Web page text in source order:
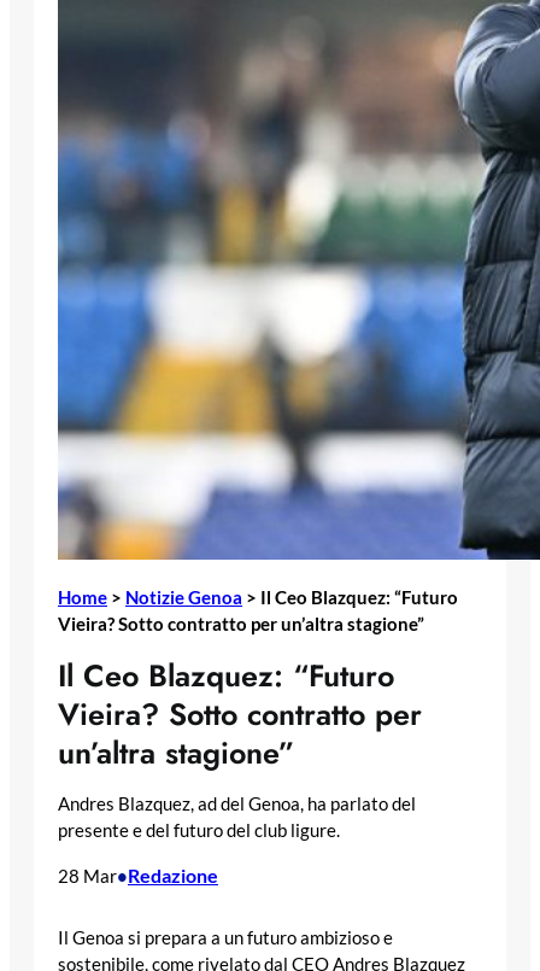
Home > Notizie Genoa > Il Ceo Blazquez: “Futuro
Vieira? Sotto contratto per un’altra stagione”
Il Ceo Blazquez: “Futuro
Vieira? Sotto contratto per
un’altra stagione”
Andres Blazquez, ad del Genoa, ha parlato del
presente e del futuro del club ligure.
28 Mar•Redazione
Il Genoa si prepara a un futuro ambizioso e
sostenibile, come rivelato dal CEO Andres Blazquez